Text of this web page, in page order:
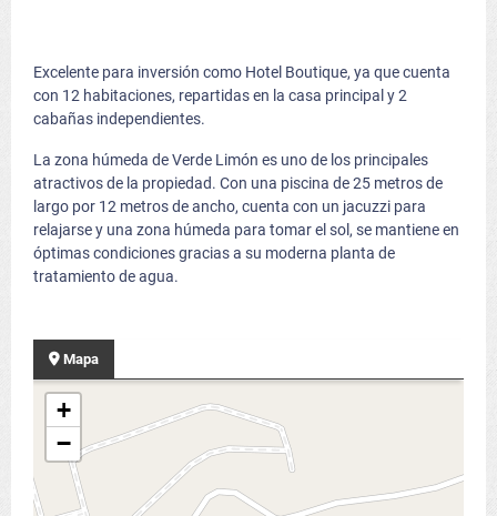
Excelente para inversión como Hotel Boutique, ya que cuenta
con 12 habitaciones, repartidas en la casa principal y 2
cabañas independientes.
La zona húmeda de Verde Limón es uno de los principales
atractivos de la propiedad. Con una piscina de 25 metros de
largo por 12 metros de ancho, cuenta con un jacuzzi para
relajarse y una zona húmeda para tomar el sol, se mantiene en
óptimas condiciones gracias a su moderna planta de
tratamiento de agua.
Mapa
+
−